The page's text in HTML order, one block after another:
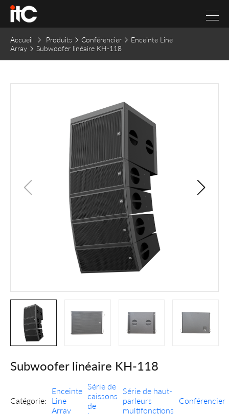
Accueil Produits Conférencier
Enceinte Line
Array
Subwoofer linéaire KH-118
Subwoofer linéaire KH-118
Catégorie:
Enceinte
Line
Array
Série de
caissons
de
Série de haut-
parleurs
multifonctions
Conférencier